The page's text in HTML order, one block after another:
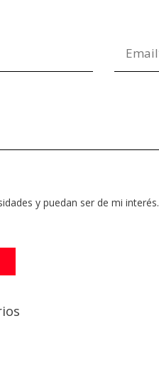
y puedan ser de mi interés.